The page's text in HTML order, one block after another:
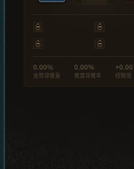
0.00%
金幣尋獲量
0.00%
魔寶尋獲率
+0.00
經驗值